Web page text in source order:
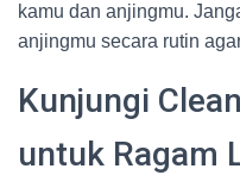
kamu dan anjingmu.
anjingmu secara rutin
Kunjungi
untuk Ragam